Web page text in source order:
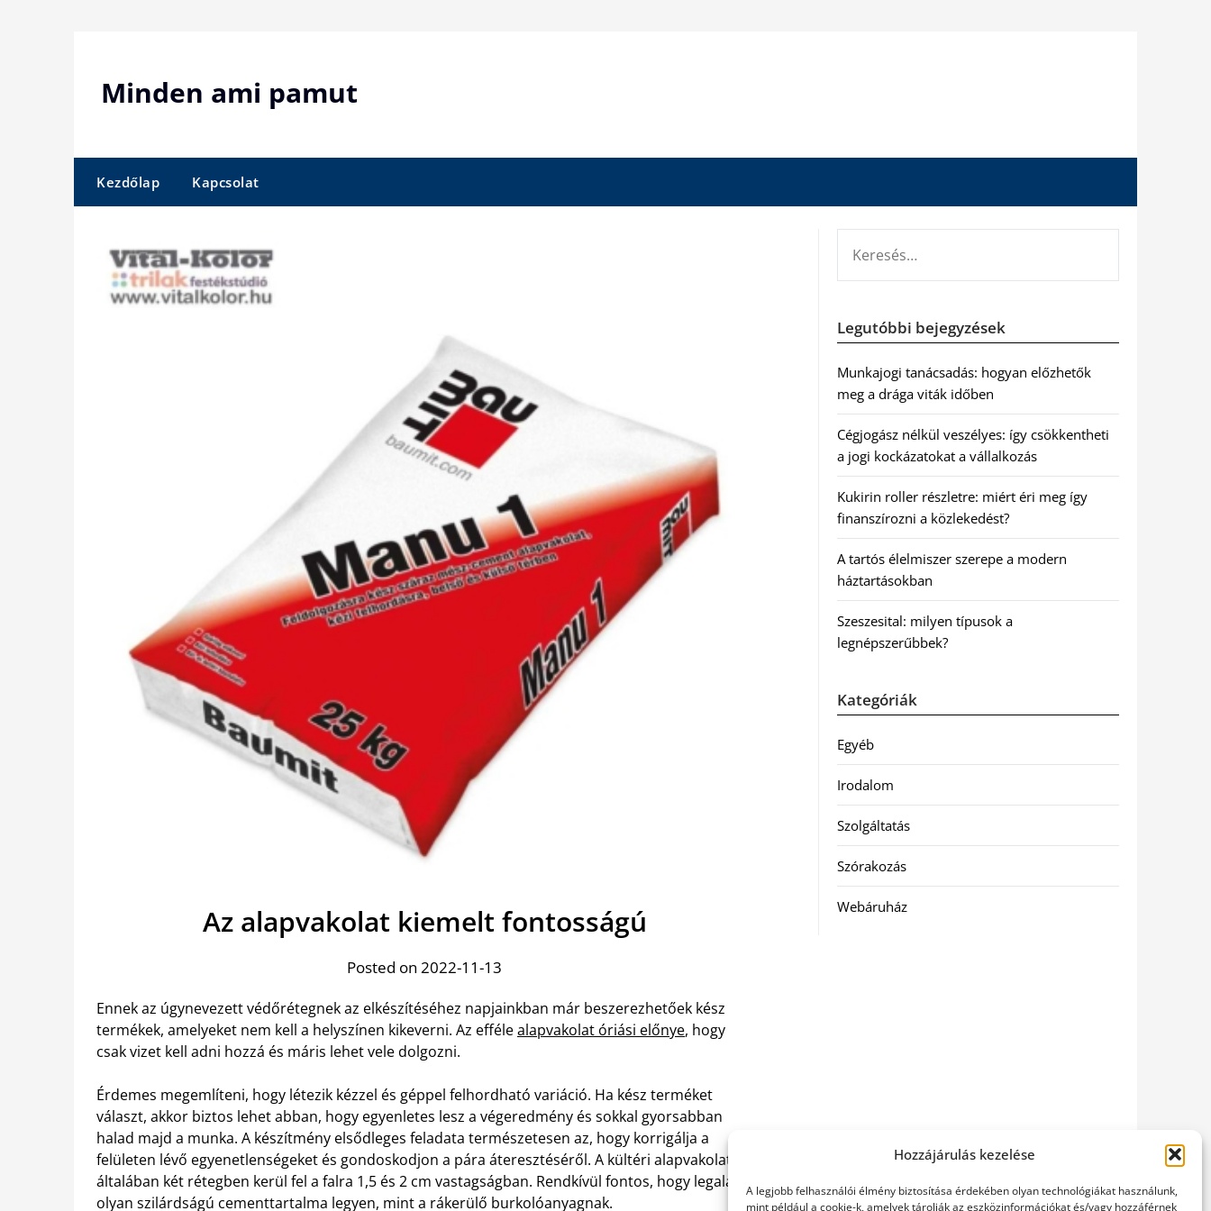
Hozzájárulás kezelése
A legjobb felhasználói élmény biztosítása érdekében olyan technológiákat használunk,
mint például a cookie-k, amelyek tárolják az eszközinformációkat és/vagy hozzáférnek
Minden ami pamut
Kezdőlap Kapcsolat
Az alapvakolat kiemelt fontosságú
Posted on 2022-11-13
Ennek az úgynevezett védőrétegnek az elkészítéséhez napjainkban már beszerezhetőek kész
termékek, amelyeket nem kell a helyszínen kikeverni. Az effélealapvakolat óriási előnye, hogy
csak vizet kell adni hozzá és máris lehet vele dolgozni.
Érdemes megemlíteni, hogy létezik kézzel és géppel felhordható variáció. Ha kész terméket
választ, akkor biztos lehet abban, hogy egyenletes lesz a végeredmény és sokkal gyorsabban
halad majd a munka. A készítmény elsődleges feladata természetesen az, hogy korrigálja a
felületen lévő egyenetlenségeket és gondoskodjon a pára áteresztéséről. A kültéri alapvakolat
általában két rétegben kerül fel a falra 1,5 és 2 cm vastagságban. Rendkívül fontos, hogy legalább
olyan szilárdságú cementtartalma legyen, mint a rákerülő burkolóanyagnak.
Legutóbbi bejegyzések
Munkajogi tanácsadás: hogyan előzhetők
meg a drága viták időben
Cégjogász nélkül veszélyes: így csökkentheti
a jogi kockázatokat a vállalkozás
Kukirin roller részletre: miért éri meg így
finanszírozni a közlekedést?
A tartós élelmiszer szerepe a modern
háztartásokban
Szeszesital: milyen típusok a
legnépszerűbbek?
Kategóriák
Egyéb
Irodalom
Szolgáltatás
Szórakozás
Webáruház